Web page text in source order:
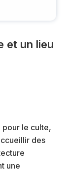
et un lieu
pour le culte,
des
une